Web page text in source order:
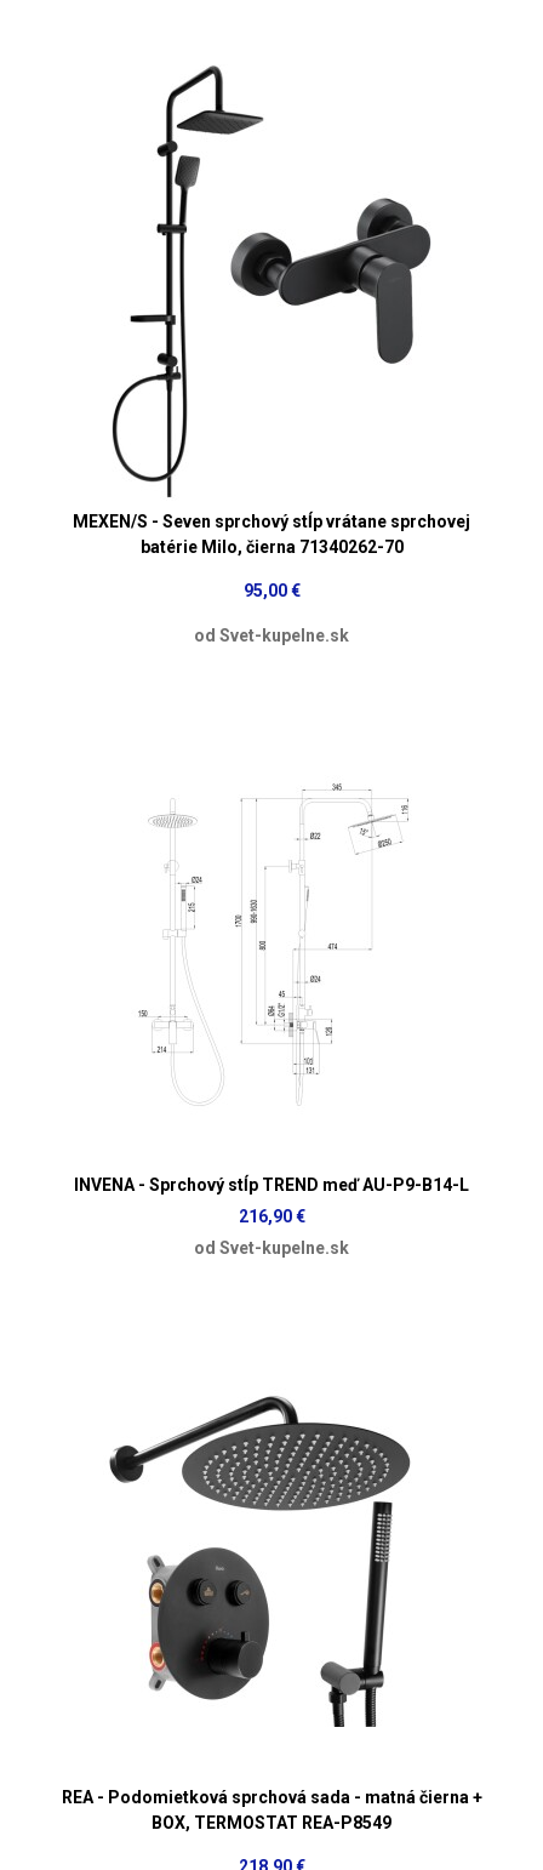
MEXEN/S - Seven sprchový stĺp vrátane sprchovej
batérie Milo, čierna 71340262-70
95,00 €
od Svet-kupelne.sk
INVENA - Sprchový stĺp TREND meď AU-P9-B14-L
216,90 €
od Svet-kupelne.sk
REA - Podomietková sprchová sada - matná čierna +
BOX, TERMOSTAT REA-P8549